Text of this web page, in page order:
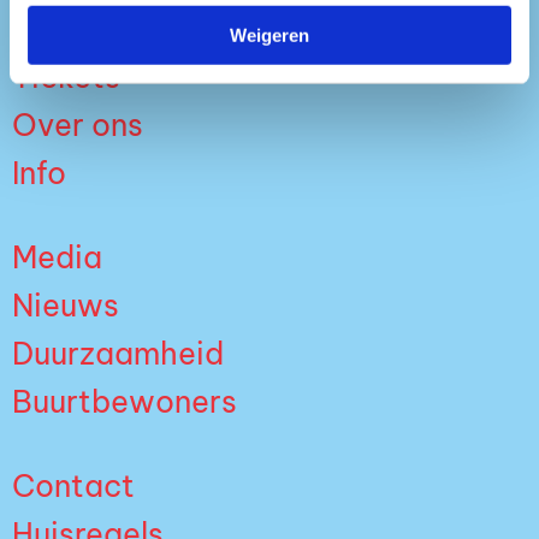
Weigeren
Tickets
Over ons
Info
Media
Nieuws
Duurzaamheid
Buurtbewoners
Contact